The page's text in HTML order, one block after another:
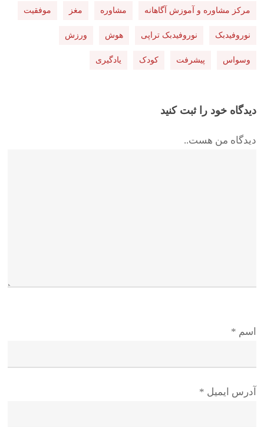
مرکز مشاوره و آموزش آگاهانه مشاوره مغز موفقیت
نوروفیدبک نوروفیدبک تراپی هوش ورزش
وسواس پیشرفت کودک یادگیری
دیدگاه خود را ثبت کنید
دیدگاه من هست..
اسم *
آدرس ایمیل *